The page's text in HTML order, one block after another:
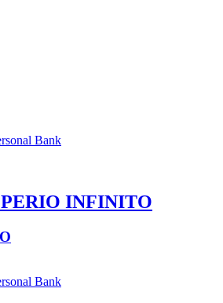
INFINITO